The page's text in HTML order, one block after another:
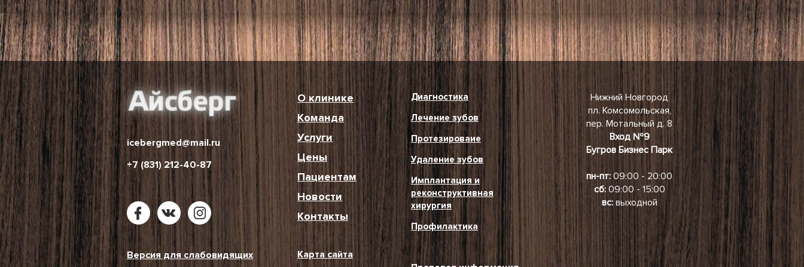
icebergmed@mail.ru
+7 (831) 212-40-87
Версия для слабовидящих
О клинике
Команда
Услуги
Цены
Пациентам
Новости
Контакты
Карта сайта
Диагностика
Лечение зубов
Протезироваие
Удаление зубов
Имплантация и
реконструктивная
хирургия
Профилактика
Нижний Новгород
пл. Комсомольская,
пер. Мотальный д. 8
Вход №9
Бугров Бизнес Парк
пн-пт: 09:00 - 20:00
сб:09:00 - 15:00
вс:выходной